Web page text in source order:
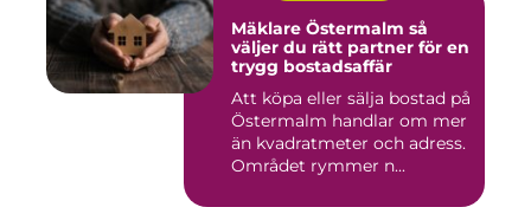
Mäklare Östermalm så
väljer du rätt partner för en
trygg bostadsaffär
Att köpa eller sälja bostad på
Östermalm handlar om mer
än kvadratmeter och adress.
Området rymmer n...